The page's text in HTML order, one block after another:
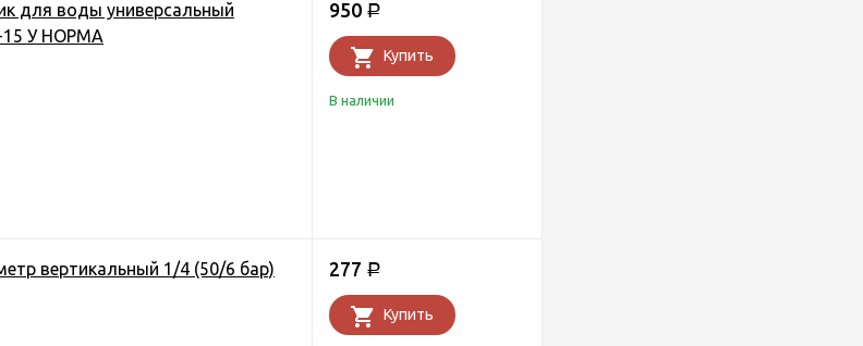
для воды универсальный
У НОРМА
950 Р
Купить
В наличии
вертикальный 1/4 (50/6 бар)
277 Р
Купить